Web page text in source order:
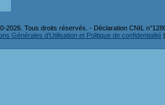
2026. Tous droits réservés. - Déclaration CNIL
Générales d'Utilisation et Politique de confidentialité